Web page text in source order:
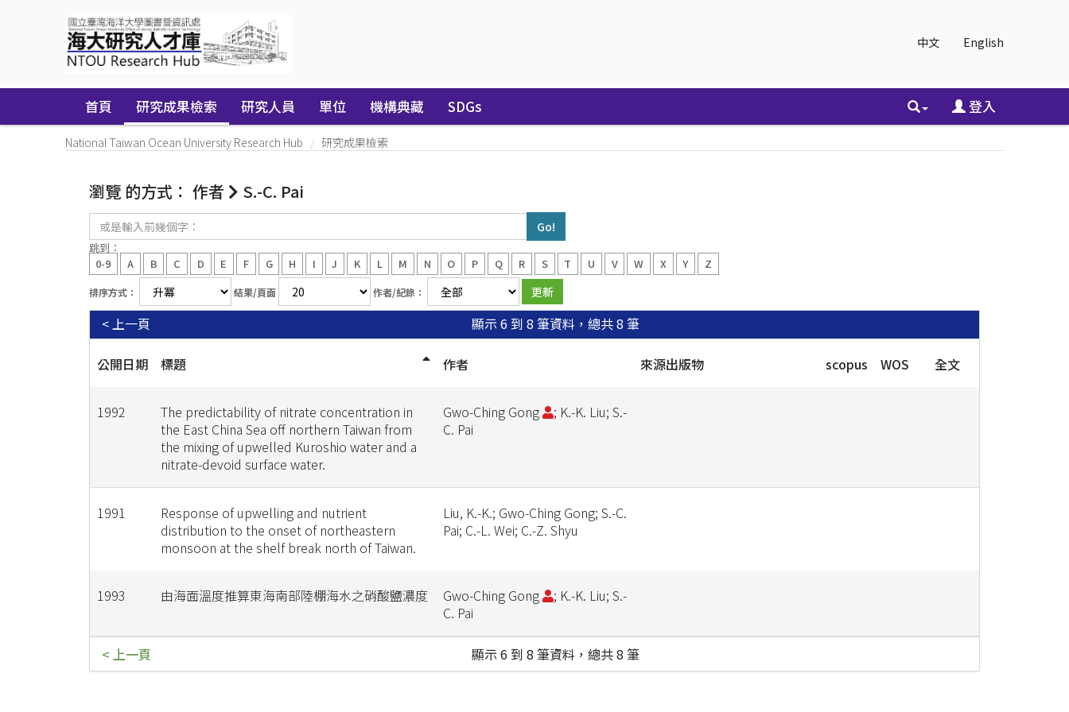
中文 English
首頁 研究成果檢索 研究人員 單位 機構典藏 SDGs 登入
National Taiwan Ocean University Research Hub 研究成果檢索
瀏覽 的方式： 作者 S.-C. Pai
或
輸
入
前
幾
字：
跳到：
0-9
A B C D E F G H I J K L M N O P Q R S T U V W X Y Z
排序方式： 結果/頁面 作者/紀錄：
顯示 6 到 8 筆資料，總共 8 筆
< 上一頁
公開日期 標題 作者 來源出版物 scopus WOS 全文
1992
The predictability of nitrate concentration in
the East China Sea off northern Taiwan from
the mixing of upwelled Kuroshio water and a
nitrate-devoid surface water.
Gwo-Ching Gong
; K.-K. Liu; S.-
C. Pai
1991
Response of upwelling and nutrient
distribution to the onset of northeastern
monsoon at the shelf break north of Taiwan.
Liu, K.-K.; Gwo-Ching Gong; S.-C.
Pai; C.-L. Wei; C.-Z. Shyu
1993 由海面溫度推算東海南部陸棚海水之硝酸鹽濃度 Gwo-Ching Gong
; K.-K. Liu; S.-
C. Pai
顯示 6 到 8 筆資料，總共 8 筆
< 上一頁